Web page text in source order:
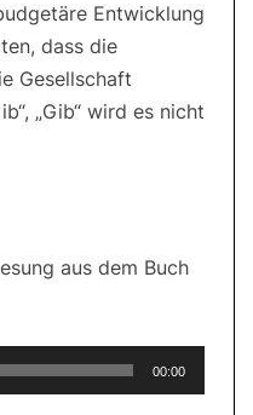
Entwicklung
dass die
Gesellschaft
„Gib“ wird es nicht
aus dem Buch
00:00